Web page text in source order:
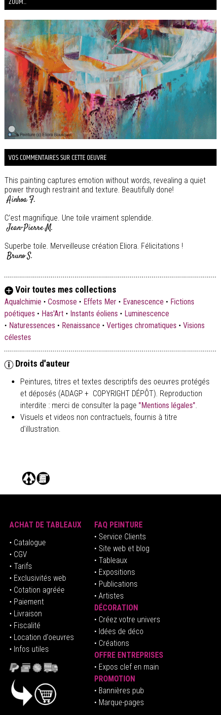
VOS COMMENTAIRES SUR CETTE OEUVRE
This painting captures emotion without words, revealing a quiet
power through restraint and texture. Beautifully done!
Ainhoa F.
C’est magnifique. Une toile vraiment splendide.
Jean-Pierre M.
Superbe toile. Merveilleuse création Eliora. Félicitations !
Bruno S.
Voir toutes mes collections
Aqualchimie • Cosmose • Effets Mer• Evanescence • Fictions
poétiques • Has'Art• Instants éoliens • Luminescence
• Naturessences • Renaissance • Vertiges chromatiques • Visions
célestes
Droits d'auteur
Peintures, titres et textes descriptifs des oeuvres protégés
et déposés (ADAGP + COPYRIGHT DÉPÔT). Reproduction
interdite : merci de consulter la page "Mentions légales".
Visuels et videos non contractuels, fournis à titre
d'illustration.
ACHAT DE TABLEAUX
• Catalogue
• CGV
• Tarifs
• Exclusivités web
• Cotation agréée
• Paiement
• Livraison
• Fiscalité
• Location d'oeuvres
• Infos utiles
FAQ PEINTURE
• Service Clients
• Site web et blog
• Tableaux
• Expositions
• Publications
• Artistes
DÉCORATION
• Créez votre univers
• Idées de déco
• Créations
OFFRE ENTREPRISES
• Expos clef en main
PROMOTION
• Bannières pub
• Marque-pages